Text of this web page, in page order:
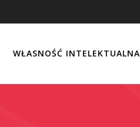
WŁASNOŚĆ INTELEKTUALNA